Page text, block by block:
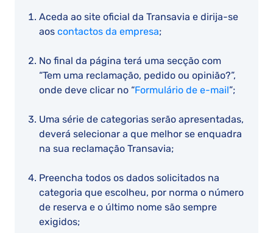
Aceda ao site oficial da Transavia e dirija-se
aos contactos da empresa;
No final da página terá uma secção com
“Tem uma reclamação, pedido ou opinião?”,
onde deve clicar no “Formulário de e-mail”;
Uma série de categorias serão apresentadas,
deverá selecionar a que melhor se enquadra
na sua reclamação Transavia;
Preencha todos os dados solicitados na
categoria que escolheu, por norma o número
de reserva e o último nome são sempre
exigidos;